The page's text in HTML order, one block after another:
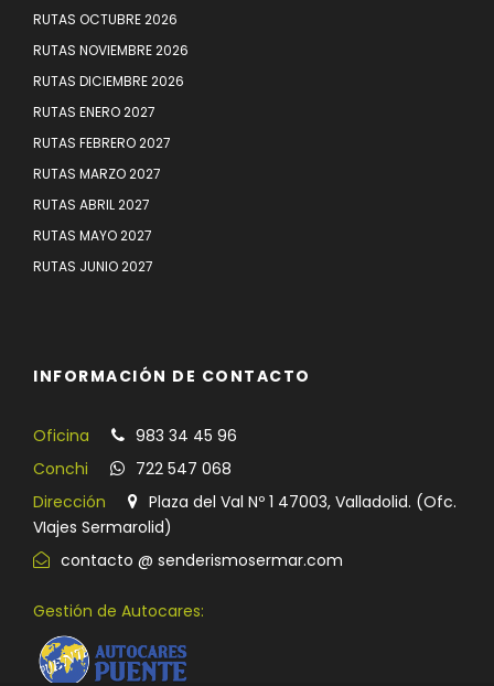
RUTAS OCTUBRE 2026
RUTAS NOVIEMBRE 2026
RUTAS DICIEMBRE 2026
RUTAS ENERO 2027
RUTAS FEBRERO 2027
RUTAS MARZO 2027
RUTAS ABRIL 2027
RUTAS MAYO 2027
RUTAS JUNIO 2027
INFORMACIÓN DE CONTACTO
Oficina
983 34 45 96
Conchi
722 547 068
Dirección
Plaza del Val Nº 1 47003, Valladolid. (Ofc.
VIajes Sermarolid)
contacto @ senderismosermar.com
Gestión de Autocares: